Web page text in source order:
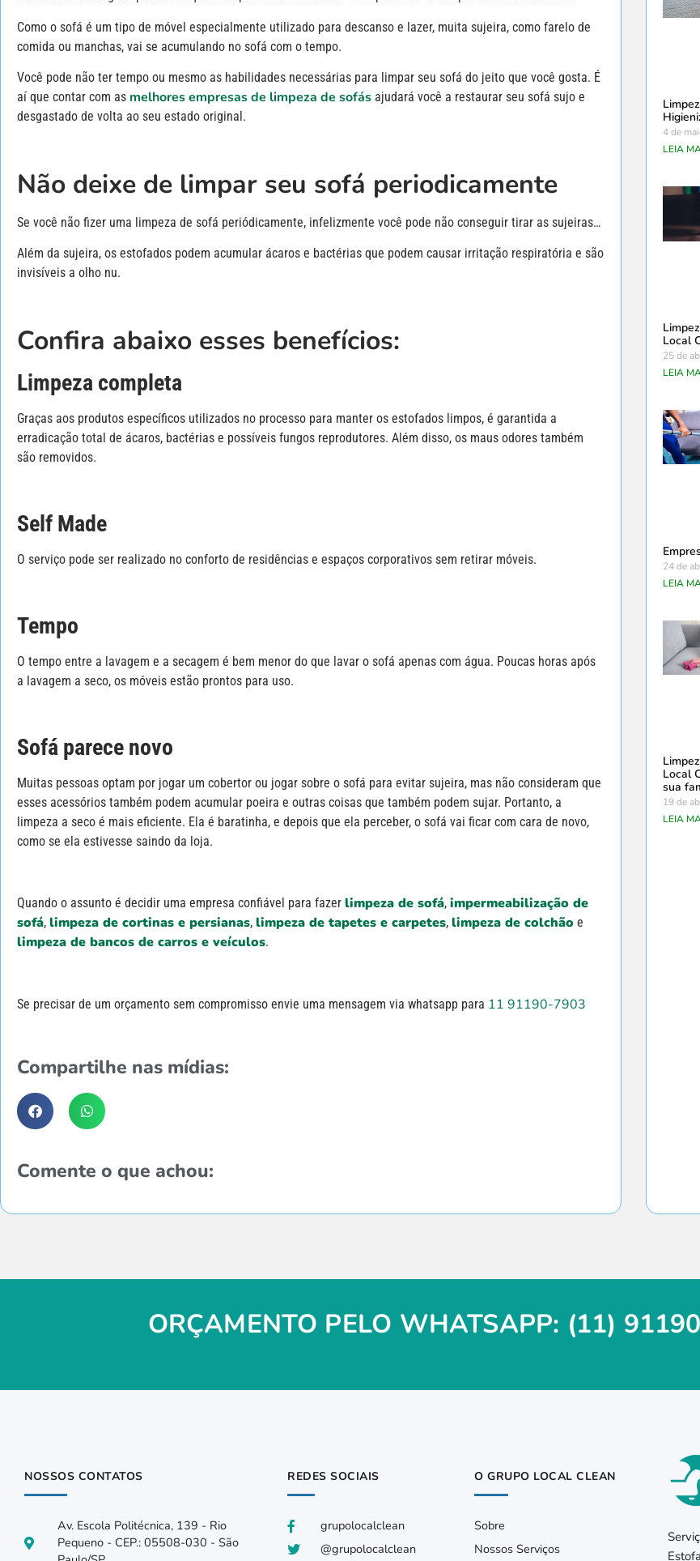
Como o sofá é um tipo de móvel especialmente utilizado para descanso e lazer, muita sujeira, como farelo de
comida ou manchas, vai se acumulando no sofá com o tempo.
Você pode não ter tempo ou mesmo as habilidades necessárias para limpar seu sofá do jeito que você gosta. É
aí que contar com as melhores empresas de limpeza de sofás ajudará você a restaurar seu sofá sujo e
desgastado de volta ao seu estado original.
Não deixe de limpar seu sofá periodicamente
Se você não fizer uma limpeza de sofá periódicamente, infelizmente você pode não conseguir tirar as sujeiras…
Além da sujeira, os estofados podem acumular ácaros e bactérias que podem causar irritação respiratória e são
invisíveis a olho nu.
Confira abaixo esses benefícios:
Limpeza completa
Graças aos produtos específicos utilizados no processo para manter os estofados limpos, é garantida a
erradicação total de ácaros, bactérias e possíveis fungos reprodutores. Além disso, os maus odores também
são removidos.
Self Made
O serviço pode ser realizado no conforto de residências e espaços corporativos sem retirar móveis.
Tempo
O tempo entre a lavagem e a secagem é bem menor do que lavar o sofá apenas com água. Poucas horas após
a lavagem a seco, os móveis estão prontos para uso.
Sofá parece novo
Muitas pessoas optam por jogar um cobertor ou jogar sobre o sofá para evitar sujeira, mas não consideram que
esses acessórios também podem acumular poeira e outras coisas que também podem sujar. Portanto, a
limpeza a seco é mais eficiente. Ela é baratinha, e depois que ela perceber, o sofá vai ficar com cara de novo,
como se ela estivesse saindo da loja.
Quando o assunto é decidir uma empresa confiável para fazer limpeza de sofá, impermeabilização de
sofá, limpeza de cortinas e persianas, limpeza de tapetes e carpetes, limpeza de colchão e
limpeza de bancos de carros e veículos.
Se precisar de um orçamento sem compromisso envie uma mensagem via whatsapp para 11 91190-7903
Compartilhe nas mídias:
Comente o que achou:
4 de
LEIA
Local
25 de
LEIA
24 de
LEIA
Local
sua
19 de
LEIA
ORÇAMENTO PELO WHATSAPP: (11)
NOSSOS CONTATOS
Av. Escola Politécnica, 139 - Rio
Pequeno - CEP.: 05508-030 - São
REDES SOCIAIS
grupolocalclean
@grupolocalclean
O GRUPO LOCAL CLEAN
Sobre
Nossos Serviços